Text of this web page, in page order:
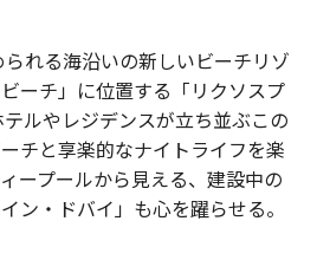
れる海沿いの新しいビーチリゾ
ーチ」に位置する「リクソスプ
ルやレジデンスが立ち並ぶこの
チと享楽的なナイトライフを楽
ープールから見える、建設中の
ン・ドバイ」も心を躍らせる。